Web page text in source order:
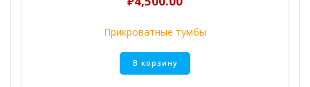
Прикроватные тумбы
В корзину